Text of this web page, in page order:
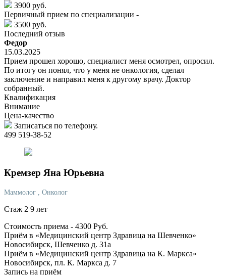
3900 руб.
Первичный прием по специализации -
3500 руб.
Последний отзыв
Федор
15.03.2025
Прием прошел хорошо, специалист меня осмотрел, опросил.
По итогу он понял, что у меня не онкология, сделал
заключение и направил меня к другому врачу. Доктор
собранный.
Квалификация
Внимание
Цена-качество
Записаться по телефону.
499 519-38-52
Кремзер Яна Юрьевна
Маммолог , Онколог
Стаж 2 9 лет
Стоимость приема - 4300 Руб.
Приём в «Медицинский центр Здравица на Шевченко»
Новосибирск, Шевченко д. 31а
Приём в «Медицинский центр Здравица на К. Маркса»
Новосибирск, пл. К. Маркса д. 7
Запись на приём